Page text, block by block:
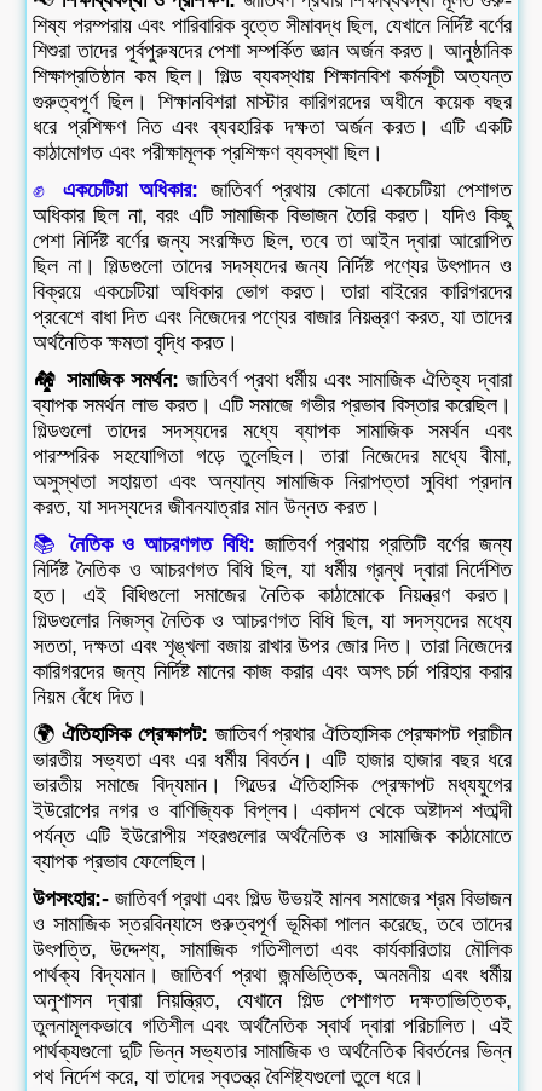
শিষ্য পরম্পরায় এবং পারিবারিক বৃত্তে সীমাবদ্ধ ছিল, যেখানে নির্দিষ্ট বর্ণের
শিশুরা তাদের পূর্বপুরুষদের পেশা সম্পর্কিত জ্ঞান অর্জন করত। আনুষ্ঠানিক
শিক্ষাপ্রতিষ্ঠান কম ছিল। গিল্ড ব্যবস্থায় শিক্ষানবিশ কর্মসূচী অত্যন্ত
গুরুত্বপূর্ণ ছিল। শিক্ষানবিশরা মাস্টার কারিগরদের অধীনে কয়েক বছর
ধরে প্রশিক্ষণ নিত এবং ব্যবহারিক দক্ষতা অর্জন করত। এটি একটি
কাঠামোগত এবং পরীক্ষামূলক প্রশিক্ষণ ব্যবস্থা ছিল।
✊ একচেটিয়া অধিকার: জাতিবর্ণ প্রথায় কোনো একচেটিয়া পেশাগত
অধিকার ছিল না, বরং এটি সামাজিক বিভাজন তৈরি করত। যদিও কিছু
পেশা নির্দিষ্ট বর্ণের জন্য সংরক্ষিত ছিল, তবে তা আইন দ্বারা আরোপিত
ছিল না। গিল্ডগুলো তাদের সদস্যদের জন্য নির্দিষ্ট পণ্যের উৎপাদন ও
বিক্রয়ে একচেটিয়া অধিকার ভোগ করত। তারা বাইরের কারিগরদের
প্রবেশে বাধা দিত এবং নিজেদের পণ্যের বাজার নিয়ন্ত্রণ করত, যা তাদের
অর্থনৈতিক ক্ষমতা বৃদ্ধি করত।
🏘️ সামাজিক সমর্থন: জাতিবর্ণ প্রথা ধর্মীয় এবং সামাজিক ঐতিহ্য দ্বারা
ব্যাপক সমর্থন লাভ করত। এটি সমাজে গভীর প্রভাব বিস্তার করেছিল।
গিল্ডগুলো তাদের সদস্যদের মধ্যে ব্যাপক সামাজিক সমর্থন এবং
পারস্পরিক সহযোগিতা গড়ে তুলেছিল। তারা নিজেদের মধ্যে বীমা,
অসুস্থতা সহায়তা এবং অন্যান্য সামাজিক নিরাপত্তা সুবিধা প্রদান
করত, যা সদস্যদের জীবনযাত্রার মান উন্নত করত।
📚নৈতিক ও আচরণগত বিধি: জাতিবর্ণ প্রথায় প্রতিটি বর্ণের জন্য
নির্দিষ্ট নৈতিক ও আচরণগত বিধি ছিল, যা ধর্মীয় গ্রন্থ দ্বারা নির্দেশিত
হত। এই বিধিগুলো সমাজের নৈতিক কাঠামোকে নিয়ন্ত্রণ করত।
গিল্ডগুলোর নিজস্ব নৈতিক ও আচরণগত বিধি ছিল, যা সদস্যদের মধ্যে
সততা, দক্ষতা এবং শৃঙ্খলা বজায় রাখার উপর জোর দিত। তারা নিজেদের
কারিগরদের জন্য নির্দিষ্ট মানের কাজ করার এবং অসৎ চর্চা পরিহার করার
নিয়ম বেঁধে দিত।
🌍ঐতিহাসিক প্রেক্ষাপট: জাতিবর্ণ প্রথার ঐতিহাসিক প্রেক্ষাপট প্রাচীন
ভারতীয় সভ্যতা এবং এর ধর্মীয় বিবর্তন। এটি হাজার হাজার বছর ধরে
ভারতীয় সমাজে বিদ্যমান। গিল্ডের ঐতিহাসিক প্রেক্ষাপট মধ্যযুগের
ইউরোপের নগর ও বাণিজ্যিক বিপ্লব। একাদশ থেকে অষ্টাদশ শতাব্দী
পর্যন্ত এটি ইউরোপীয় শহরগুলোর অর্থনৈতিক ও সামাজিক কাঠামোতে
ব্যাপক প্রভাব ফেলেছিল।
উপসংহার:-জাতিবর্ণ প্রথা এবং গিল্ড উভয়ই মানব সমাজের শ্রম বিভাজন
ও সামাজিক স্তরবিন্যাসে গুরুত্বপূর্ণ ভূমিকা পালন করেছে, তবে তাদের
উৎপত্তি, উদ্দেশ্য, সামাজিক গতিশীলতা এবং কার্যকারিতায় মৌলিক
পার্থক্য বিদ্যমান। জাতিবর্ণ প্রথা জন্মভিত্তিক, অনমনীয় এবং ধর্মীয়
অনুশাসন দ্বারা নিয়ন্ত্রিত, যেখানে গিল্ড পেশাগত দক্ষতাভিত্তিক,
তুলনামূলকভাবে গতিশীল এবং অর্থনৈতিক স্বার্থ দ্বারা পরিচালিত। এই
পার্থক্যগুলো দুটি ভিন্ন সভ্যতার সামাজিক ও অর্থনৈতিক বিবর্তনের ভিন্ন
পথ নির্দেশ করে, যা তাদের স্বতন্ত্র বৈশিষ্ট্যগুলো তুলে ধরে।